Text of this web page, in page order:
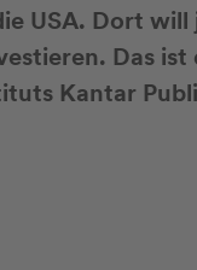
USA. Dort
Das
Kantar